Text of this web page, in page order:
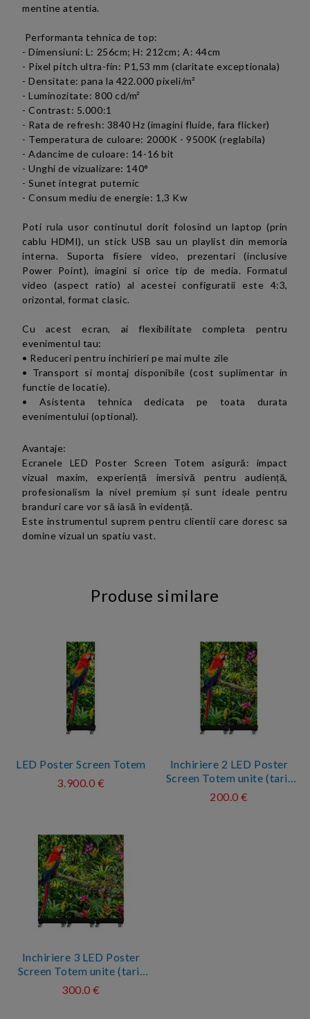
mentine atentia.
Performanta tehnica de top:
- Dimensiuni: L: 256cm; H: 212cm; A: 44cm
- Pixel pitch ultra-fin: P1,53 mm (claritate exceptionala)
- Densitate: pana la 422.000 pixeli/m²
- Luminozitate: 800 cd/m²
- Contrast: 5.000:1
- Rata de refresh: 3840 Hz (imagini fluide, fara flicker)
- Temperatura de culoare: 2000K - 9500K (reglabila)
- Adancime de culoare: 14-16 bit
- Unghi de vizualizare: 140°
- Sunet integrat puternic
- Consum mediu de energie: 1,3 Kw
Poti rulausor continutul dorit folosind un laptop (prin
cablu HDMI), un stick USB sau un playlist din memoria
interna. Suporta fisiere video, prezentari (inclusive
Power Point), imagini si orice tip de media. Formatul
video (aspect ratio) al acestei configuratii este 4:3,
orizontal, format clasic.
Cu acest ecran, ai flexibilitate completa pentru
evenimentul tau:
• Reduceri pentru inchirieri pe mai multe zile
• Transport si montaj disponibile (cost suplimentar in
functie de locatie).
• Asistenta tehnica dedicata pe toata durata
evenimentului (optional).
Avantaje:
Ecranele LED Poster Screen Totem
asigură: impact
vizual maxim, experiență imersivă pentru audiență,
profesionalism la nivel premium și sunt ideale pentru
branduri care vor să iasă în evidență.
Este instrumentul suprem pentru clientii care doresc sa
domine vizual un spatiu vast.
Produse similare
LED Poster Screen Totem
3.900.0 €
Inchiriere 2 LED Poster
Screen Totem unite (tarif
pe zi)
200.0 €
Inchiriere 3 LED Poster
Screen Totem unite (tarif
pe zi)
300.0 €